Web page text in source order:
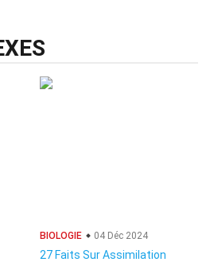
BIOLOGIE 04 Déc 2024
27 Faits Sur Assimilation